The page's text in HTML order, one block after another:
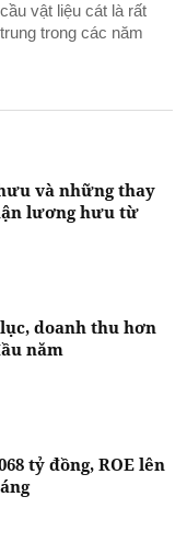
vật liệu cát là rất
trong các năm
và những thay
lương hưu từ
doanh thu hơn
năm
tỷ đồng, ROE lên